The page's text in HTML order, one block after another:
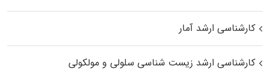
کارشناسی ارشد آمار
کارشناسی ارشد زیست شناسی سلولی و مولکولی